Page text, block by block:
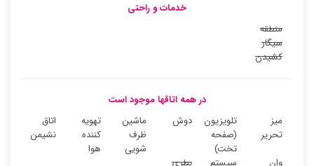
خدمات و راحتی
منطقه
سیگار
کشیدن
در همه اتاقها موجود است
میز
تحریر
تلویزیون
(صفحه
تخت)
دوش
ماشین
ظرف
شویی
تهویه
کننده
هوا
اتاق
نشیمن
وان
سیستم بطری